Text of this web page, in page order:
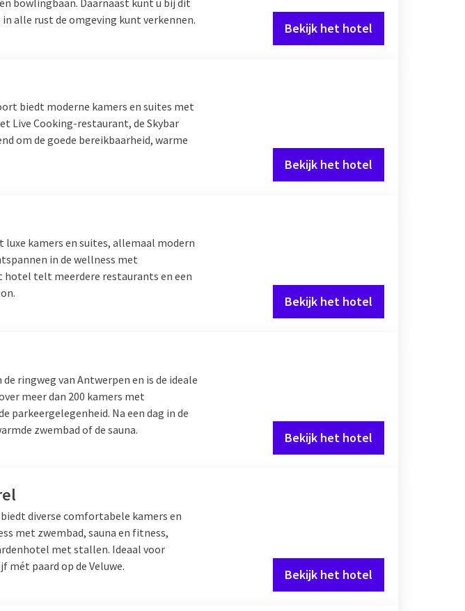
bowlingbaan. Daarnaast kunt u bij dit
alle rust de omgeving kunt verkennen.
Bekijk het hotel
biedt moderne kamers en suites met
Live Cooking-restaurant, de Skybar
om de goede bereikbaarheid, warme
Bekijk het hotel
kamers en suites, allemaal modern
in de wellness met
hotel telt meerdere restaurants en een
Bekijk het hotel
ringweg van Antwerpen en is de ideale
meer dan 200 kamers met
parkeergelegenheid. Na een dag in de
zwembad of de sauna.
Bekijk het hotel
diverse comfortabele kamers en
met zwembad, sauna en fitness,
met stallen. Ideaal voor
mét paard op de Veluwe.
Bekijk het hotel